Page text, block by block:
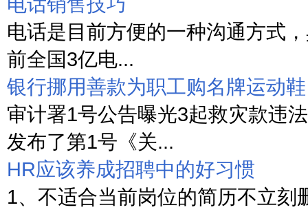
电话是目前方便的一种沟通方式
前全国3亿电...
银行挪用善款为职工购名牌运动鞋
审计署1号公告曝光3起救灾款违
发布了第1号《关...
HR应该养成招聘中的好习惯
1、不适合当前岗位的简历不立